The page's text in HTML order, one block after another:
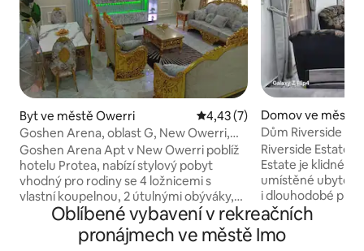
Byt ve městě Owerri Průměrné hodnocení 4,43 z
4,43 (7)
Goshen Arena, oblast G, New Owerri,
poblíž hotelu Protea
Goshen Arena Apt v New Owerri poblíž
hotelu Protea, nabízí stylový pobyt
vhodný pro rodiny se 4 ložnicemi s
vlastní koupelnou, 2 útulnými obýváky,
chytrými televizory s Netflixem,
bezplatnou Wi-Fi (spolehlivý Starlink),
klimatizací, moderní kuchyní,
Domov ve městě
Dům Riverside
Riverside Estate
Estate je klidné,
umístěné
i dlouhodobé
firemní skupiny a
rádi prostor: Má
ozbrojenou
Oblíbené vybavení v rekreačních
pronájmech ve městě Imo